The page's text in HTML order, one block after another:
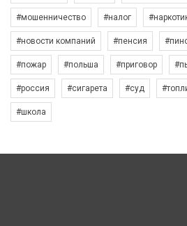
#мошенничество #налог
#новости компаний #пенсия
#пожар #польша #приговор
#россия #сигарета #суд
#школа